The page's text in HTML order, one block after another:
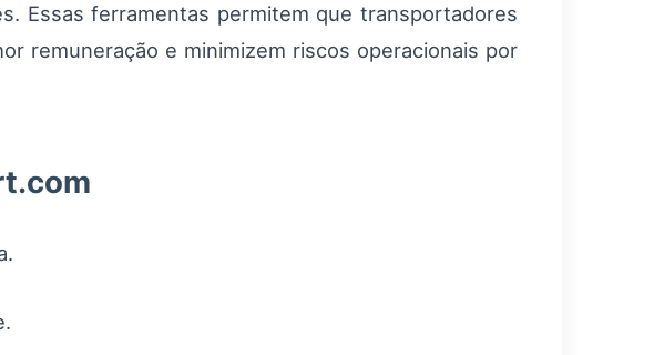
Essas ferramentas permitem que transportadores
remuneração e minimizem riscos operacionais por